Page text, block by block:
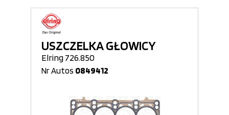
USZCZELKA GŁOWICY
Elring 726.850
Nr Autos 0849412